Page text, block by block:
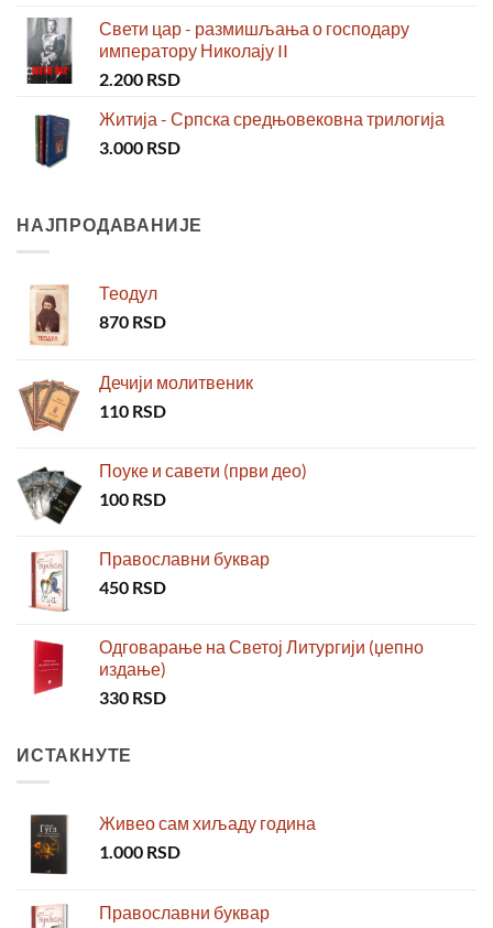
Свети цар - размишљања о господару
императору Николају II
2.200 RSD
Житија - Српска средњовековна трилогија
3.000 RSD
НАЈПРОДАВАНИЈЕ
Теодул
870 RSD
Дечији молитвеник
110 RSD
Поуке и савети (први део)
100 RSD
Православни буквар
450 RSD
Одговарање на Светој Литургији (џепно
издање)
330 RSD
ИСТАКНУТЕ
Живео сам хиљаду година
1.000 RSD
Православни буквар